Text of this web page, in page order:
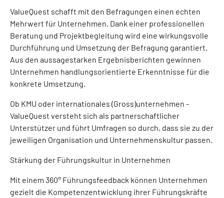
ValueQuest schafft mit den Befragungen einen echten
Mehrwert für Unternehmen. Dank einer professionellen
Beratung und Projektbegleitung wird eine wirkungsvolle
Durchführung und Umsetzung der Befragung garantiert.
Aus den aussagestarken Ergebnisberichten gewinnen
Unternehmen handlungsorientierte Erkenntnisse für die
konkrete Umsetzung.
Ob KMU oder internationales (Gross)unternehmen -
ValueQuest versteht sich als partnerschaftlicher
Unterstützer und führt Umfragen so durch, dass sie zu der
jeweiligen Organisation und Unternehmenskultur passen.
Stärkung der Führungskultur in Unternehmen
Mit einem 360° Führungsfeedback können Unternehmen
gezielt die Kompetenzentwicklung ihrer Führungskräfte